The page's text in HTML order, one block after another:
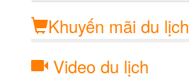
Khuyến mãi du lịch
Video du lịch